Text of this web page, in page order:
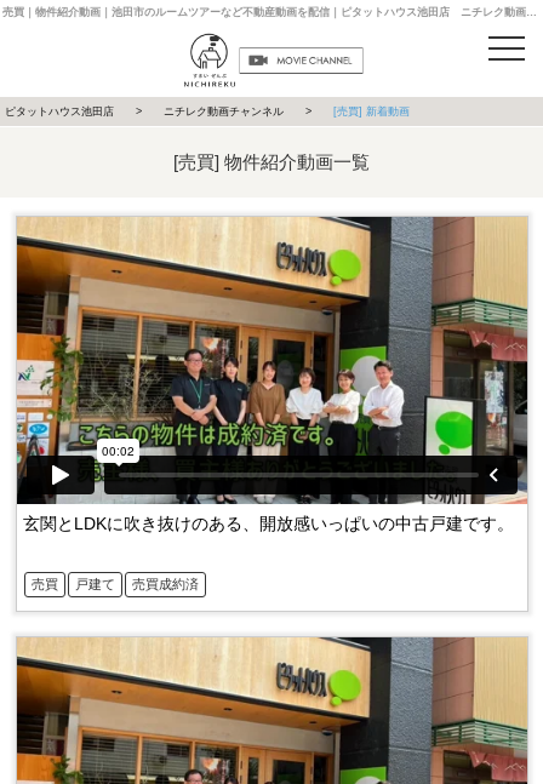
売買｜物件紹介動画｜池田市のルームツアーなど不動産動画を配信｜ピタットハウス池田店 ニチレク動画チャンネル
ピタットハウス池田店 ニチレク動画チャンネル [売買] 新着動画
[売買] 物件紹介動画一覧
売買 戸建て 売買成約済
玄関とLDKに吹き抜けのある、開放感いっぱいの中古戸建です。